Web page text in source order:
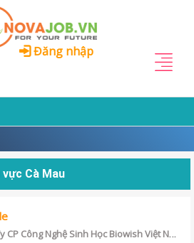
Đăng nhập
vực Cà Mau
Công Ty CP Công Nghệ Sinh Học Biowish Việt Nam